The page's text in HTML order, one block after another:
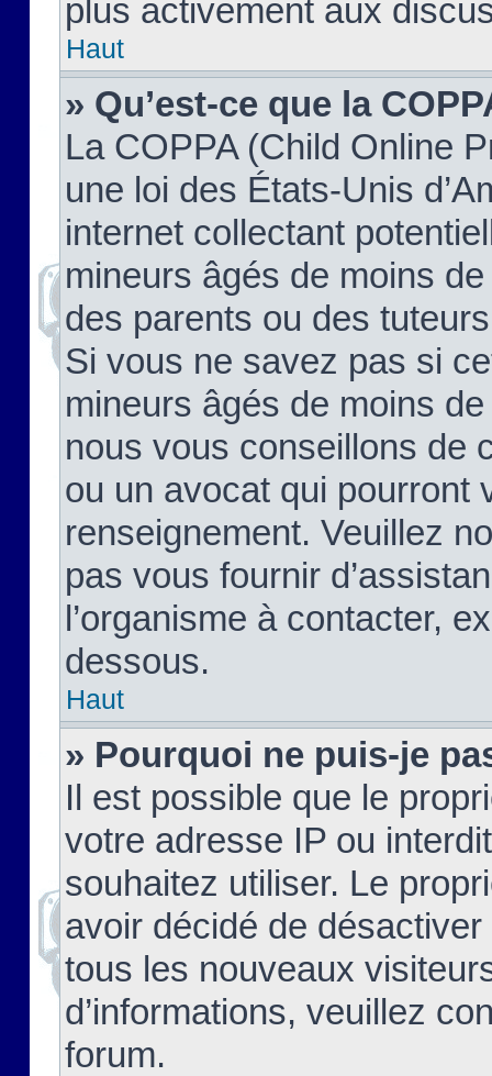
plus activement aux
Haut
» Qu’est-ce que la
La COPPA (Child Online
une loi des États-Unis
internet collectant
mineurs âgés de moins
des parents ou des
Si vous ne savez pas si
mineurs âgés de moins
nous vous conseillons de
ou un avocat qui pourront
renseignement. Veuillez
pas vous fournir
l’organisme à contacter,
dessous.
Haut
» Pourquoi ne puis-je
Il est possible que le
votre adresse IP ou
souhaitez utiliser. Le
avoir décidé de
tous les nouveaux
d’informations, veuillez
forum.